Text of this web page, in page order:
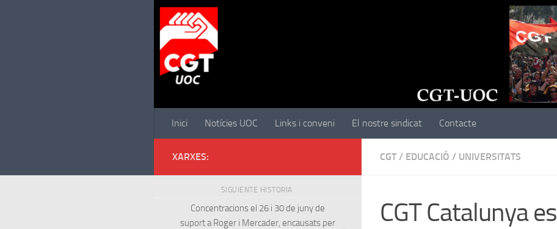
Inici Notícies UOC Links i conveni El nostre sindicat Contacte
CGT / EDUCACIÓ / UNIVERSITATS
CGT Catalunya es
XARXES:
SIGUIENTE HISTORIA
Concentracions el 26 i 30 de juny de
suport a Roger i Mercader, encausats per